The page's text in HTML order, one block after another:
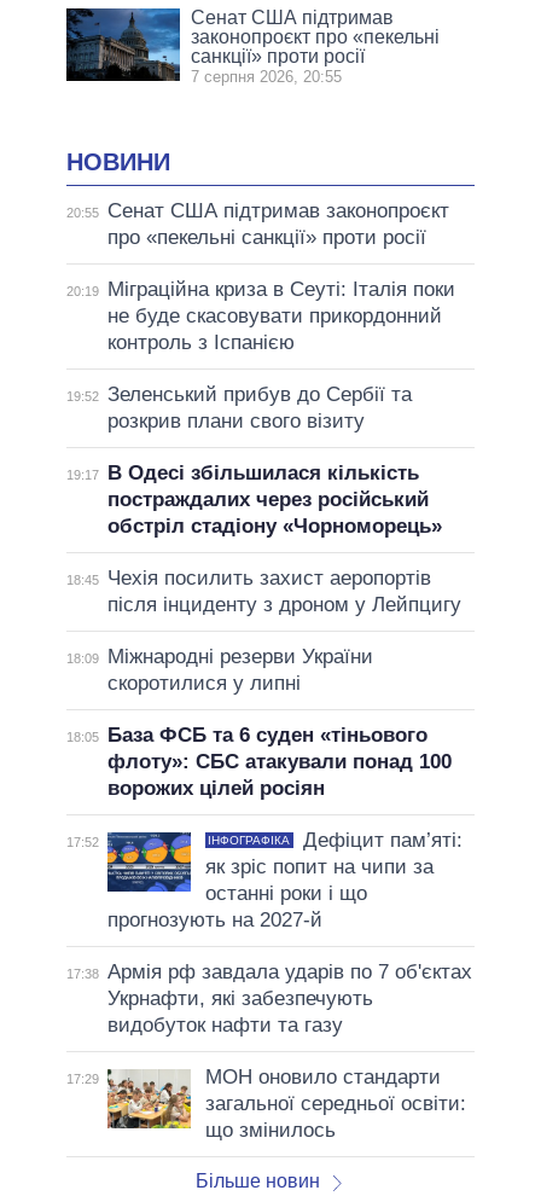
Сенат США підтримав
законопроєкт про «пекельні
санкції» проти росії
7 серпня 2026, 20:55
НОВИНИ
20:55
Сенат США підтримав законопроєкт
про «пекельні санкції» проти росії
20:19
Міграційна криза в Сеуті: Італія поки
не буде скасовувати прикордонний
контроль з Іспанією
19:52 Зеленський прибув до Сербії та
розкрив плани свого візиту
19:17
В Одесі збільшилася кількість
постраждалих через російський
обстріл стадіону «Чорноморець»
18:45
Чехія посилить захист аеропортів
після інциденту з дроном у Лейпцигу
18:09
Міжнародні резерви України
скоротилися у липні
18:05
База ФСБ та 6 суден «тіньового
флоту»: СБС атакували понад 100
ворожих цілей росіян
17:52 ІНФОГРАФІКА
Дефіцит пам’яті:
як зріс попит на чипи за
останні роки і що
прогнозують на 2027-й
17:38 Армія рф завдала ударів по 7 об'єктах
Укрнафти, які забезпечують
видобуток нафти та газу
17:29
МОН оновило стандарти
загальної середньої освіти:
що змінилось
Більше новин